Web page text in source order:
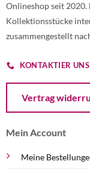
Onlineshop seit 2020.
Kollektionsstücke
zusammengestellt
KONTAKTIER UNS
Vertrag
Mein Account
Meine